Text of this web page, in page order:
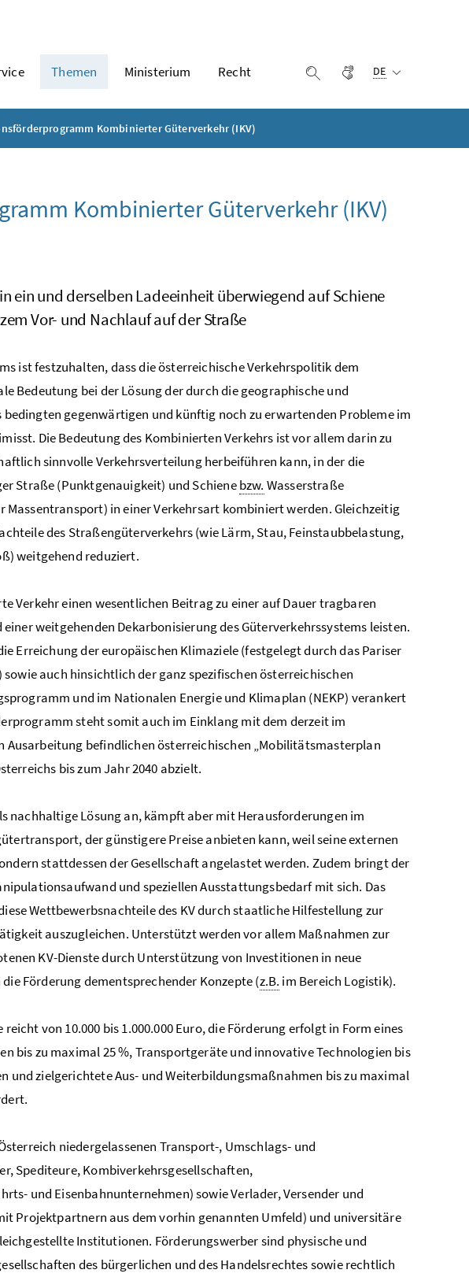
Themen Ministerium Recht Suche einblenden
Gebärdensprache
DE
Kombinierter Güterverkehr (IKV)
Kombinierter Güterverkehr (IKV)
ein und derselben Ladeeinheit überwiegend auf Schiene
Vor- und Nachlauf auf der Straße
ist festzuhalten, dass die österreichische Verkehrspolitik dem
Bedeutung bei der Lösung der durch die geographische und
gegenwärtigen und künftig noch zu erwartenden Probleme im
Die Bedeutung des Kombinierten Verkehrs ist vor allem darin zu
sinnvolle Verkehrsverteilung herbeiführen kann, in der die
Straße (Punktgenauigkeit) und Schienebzw. Wasserstraße
in einer Verkehrsart kombiniert werden. Gleichzeitig
des Straßengüterverkehrs (wie Lärm, Stau, Feinstaubbelastung,
weitgehend reduziert.
Verkehr einen wesentlichen Beitrag zu einer auf Dauer tragbaren
einer weitgehenden Dekarbonisierung des Güterverkehrssystems leisten.
Erreichung der europäischen Klimaziele (festgelegt durch das Pariser
auch hinsichtlich der ganz spezifischen österreichischen
und im Nationalen Energie und Klimaplan (NEKP) verankert
steht somit auch im Einklang mit dem derzeit im
Ausarbeitung befindlichen österreichischen „Mobilitätsmasterplan
bis zum Jahr 2040 abzielt.
nachhaltige Lösung an, kämpft aber mit Herausforderungen im
der günstigere Preise anbieten kann, weil seine externen
stattdessen der Gesellschaft angelastet werden. Zudem bringt der
und speziellen Ausstattungsbedarf mit sich. Das
Wettbewerbsnachteile des KV durch staatliche Hilfestellung zur
auszugleichen. Unterstützt werden vor allem Maßnahmen zur
KV-Dienste durch Unterstützung von Investitionen in neue
Förderung dementsprechender Konzepte (z.B. im Bereich Logistik).
von 10.000 bis 1.000.000 Euro, die Förderung erfolgt in Form eines
bis zu maximal 25 %, Transportgeräte und innovative Technologien bis
und zielgerichtete Aus- und Weiterbildungsmaßnahmen bis zu maximal
niedergelassenen Transport-, Umschlags- und
Spediteure, Kombiverkehrsgesellschaften,
und Eisenbahnunternehmen) sowie Verlader, Versender und
Projektpartnern aus dem vorhin genannten Umfeld) und universitäre
Institutionen. Förderungswerber sind physische und
des bürgerlichen und des Handelsrechtes sowie rechtlich